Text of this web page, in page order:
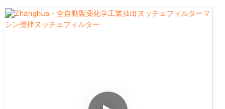
プの製品が自分のニーズを満たすことができる